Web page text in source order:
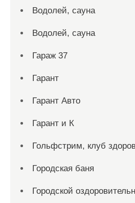
Водолей, сауна
Водолей, сауна
Гараж 37
Гарант
Гарант Авто
Гарант и К
Гольфстрим, клуб
Городская баня
Городской